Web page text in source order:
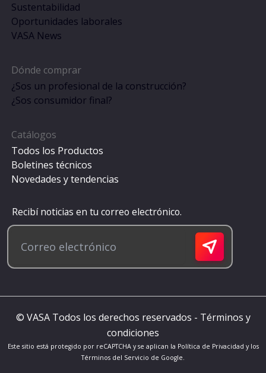
Sustentabilidad
Oportunidades laborales
VASA News
Dónde comprar
¿Sos un profesional de la construcción?
¿Sos consumidor final?
Catálogos
Todos los Productos
Boletines técnicos
Novedades y tendencias
Recibí noticias en tu correo electrónico.
© VASA Todos los derechos reservados - Términos y
condiciones
Este sitio está protegido por reCAPTCHA y se aplican la Política de Privacidad y los
Términos del Servicio de Google.